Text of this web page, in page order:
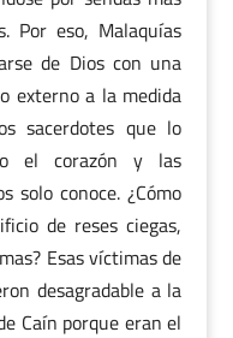
Por eso, Malaquías
de Dios con una
externo a la medida
sacerdotes que lo
el corazón y las
solo conoce. ¿Cómo
de reses ciegas,
Esas víctimas de
desagradable a la
Caín porque eran el